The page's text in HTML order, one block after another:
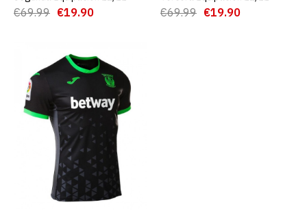
€69.99
€69.99 €19.90 €69.99 €19.90